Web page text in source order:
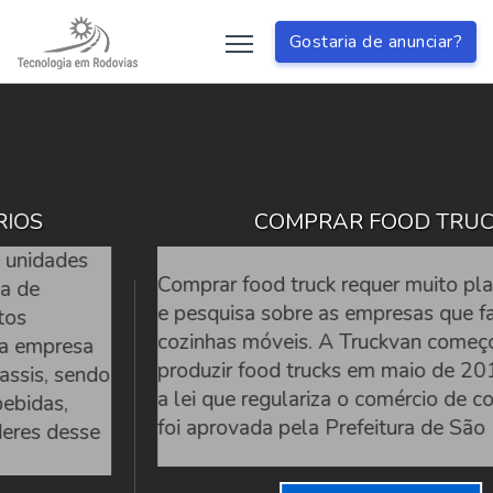
Gostaria de anunciar?
COMPRAR FOOD TRUCK
Comprar food truck requer muito planejamento
e pesquisa sobre as empresas que fabricam
cozinhas móveis. A Truckvan começou a
produzir food trucks em maio de 2014, quando
a lei que regulariza o comércio de comida de rua
foi aprovada pela Prefeitura de São Paulo.